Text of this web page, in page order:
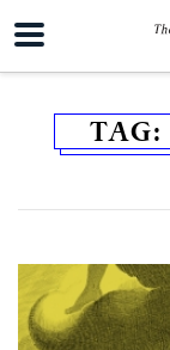
TAG: